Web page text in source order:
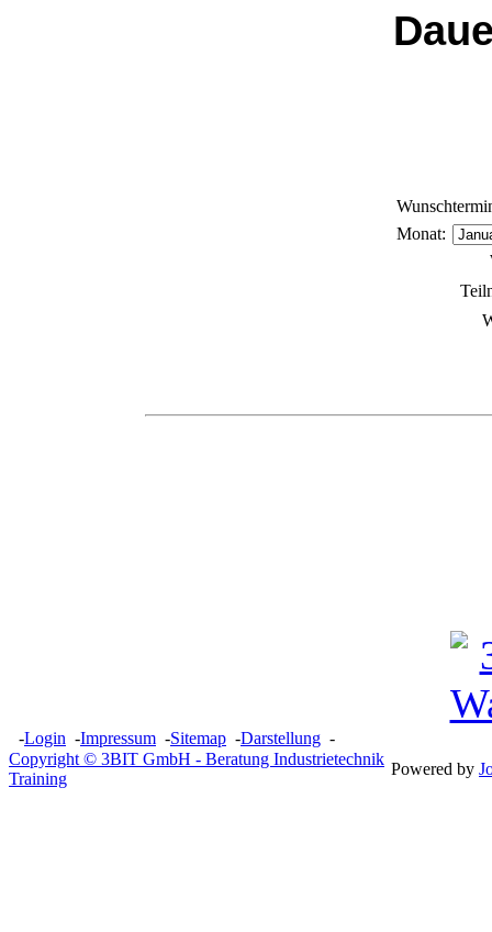
Monat:
-Login -Impressum -Sitemap -Darstellung -
Copyright © 3BIT GmbH - Beratung Industrietechnik
Training
Powered by